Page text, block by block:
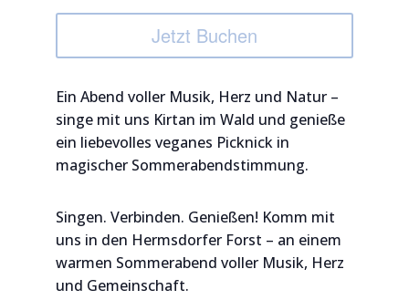
Jetzt Buchen
Ein Abend voller Musik, Herz und Natur –
singe mit uns Kirtan im Wald und genieße
ein liebevolles veganes Picknick in
magischer Sommerabendstimmung.
Singen. Verbinden. Genießen! Komm mit
uns in den Hermsdorfer Forst – an einem
warmen Sommerabend voller Musik, Herz
und Gemeinschaft.